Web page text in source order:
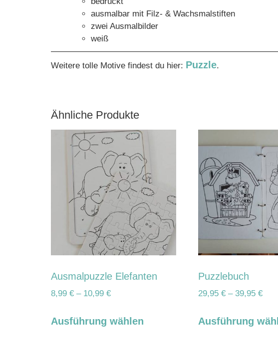
ausmalbar mit Filz- & Wachsmalstiften
zwei Ausmalbilder
weiß
Weitere tolle Motive findest du hier: Puzzle.
Ähnliche Produkte
Ausmalpuzzle Elefanten
8,99 € – 10,99 €
Ausführung wählen
Puzzlebuch
29,95 € – 39,95 €
Ausführung